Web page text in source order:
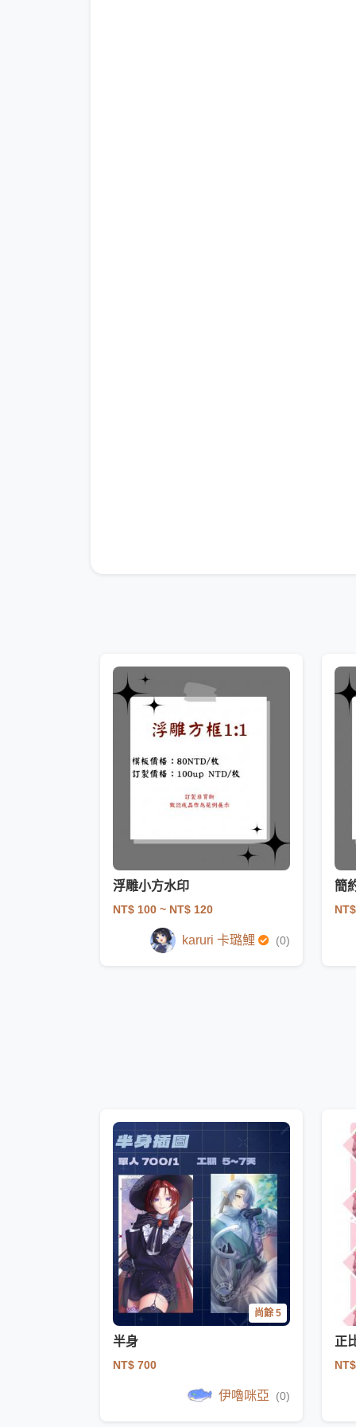
浮雕小方水印
NT$ 100 ~ NT$ 120
karuri 卡璐鯉 (0)
簡
尚餘 5
半身
NT$ 700
伊嚕咪亞 (0)
正